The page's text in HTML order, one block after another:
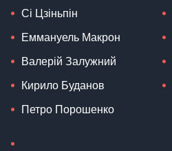
Сі Цзіньпін
Еммануель Макрон
Валерій Залужний
Кирило Буданов
Петро Порошенко